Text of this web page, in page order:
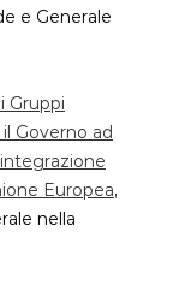
e Generale
Gruppi
Governo ad
Europea,
nella